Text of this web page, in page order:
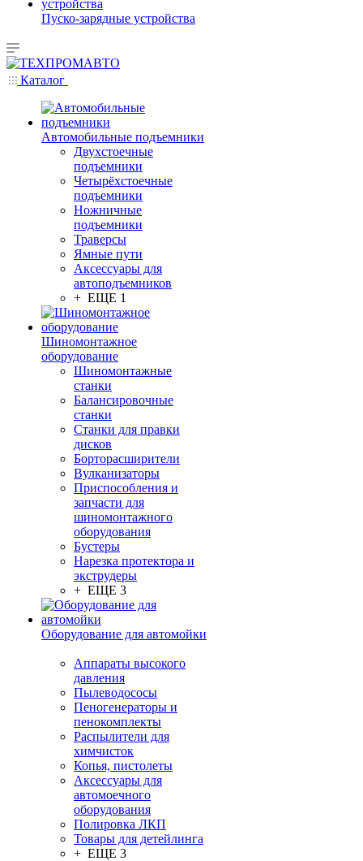
Пуско-зарядные устройства
Каталог
Автомобильные подъемники
Двухстоечные
подъемники
Четырёхстоечные
подъемники
Ножничные
подъемники
Траверсы
Ямные пути
Аксессуары для
автоподъемников
+ ЕЩЕ 1
Шиномонтажное
оборудование
Шиномонтажные
станки
Балансировочные
станки
Станки для правки
дисков
Борторасширители
Вулканизаторы
Приспособления и
запчасти для
шиномонтажного
оборудования
Бустеры
Нарезка протектора и
экструдеры
+ ЕЩЕ 3
Оборудование для автомойки
Аппараты высокого
давления
Пылеводососы
Пеногенераторы и
пенокомплекты
Распылители для
химчисток
Копья, пистолеты
Аксессуары для
автомоечного
оборудования
Полировка ЛКП
Товары для детейлинга
+ ЕЩЕ 3